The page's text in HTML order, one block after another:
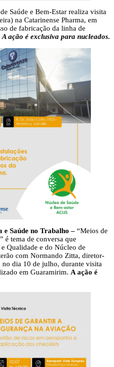
Saúde e Bem-Estar realiza visita
na Catarinense Pharma, em
de fabricação da linha de
A ação é exclusiva para nucleados.
e Saúde no Trabalho – “Meios de
é tema de conversa que
Qualidade e do Núcleo de
com Normando Zitta, diretor-
dia 10 de julho, durante visita
em Guaramirim. A ação é